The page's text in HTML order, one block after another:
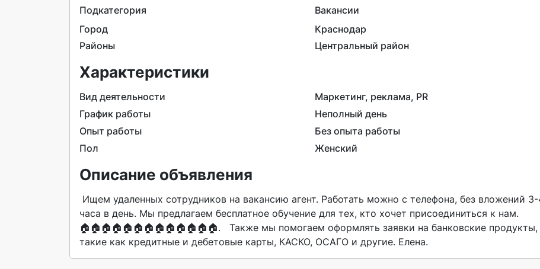
Подкатегория
Вакансии
Город
Краснодар
Районы
Центральный район
Характеристики
Вид деятельности
Маркетинг, реклама, PR
График работы
Неполный день
Опыт работы
Без опыта работы
Пол
Женский
Описание объявления
часа в день. Мы предлагаем бесплатное обучение для тех, кто хочет присоединиться к нам.
🏠🏠🏠🏠🏠🏠🏠🏠🏠🏠🏠🏠🏠.   Также мы помогаем оформлять заявки на банковские продукты,
такие как кредитные и дебетовые карты, КАСКО, ОСАГО и другие. Елена.